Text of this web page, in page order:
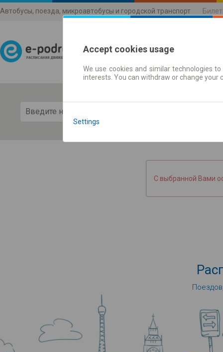
Автобусы, поезда, микроавтобусы и городской транспорт
Расписания
С выбранной Вами
Accept cookies usage
We use cookies and similar technologies
interests. You can withdraw or change
Settings